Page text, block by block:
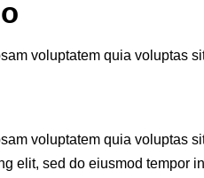
voluptatem quia voluptas
voluptatem quia voluptas
elit, sed do eiusmod tempor